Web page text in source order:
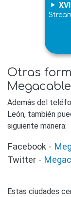
play_arrow
Otras
Además del
León, también
siguiente manera:
Facebook -
Twitter -
Estas ciudades